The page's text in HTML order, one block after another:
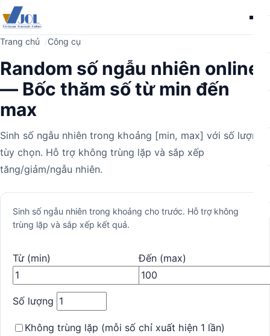
Trang chủ Công cụ
Random số ngẫu nhiên online
— Bốc thăm số từ min đến
max
Sinh số ngẫu nhiên trong khoảng [min, max] với số lượng
tùy chọn. Hỗ trợ không trùng lặp và sắp xếp
tăng/giảm/ngẫu nhiên.
Máy
tính
Sinh số ngẫu nhiên trong khoảng cho trước. Hỗ trợ không
trùng lặp và sắp xếp kết quả.
Từ (min) Đến (max)
Số lượng
Không trùng lặp (mỗi số chỉ xuất hiện 1 lần)